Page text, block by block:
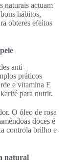
naturais actuam
hábitos,
obteres efeitos
anti-
práticos
e vitamina E
para nutrir.
O óleo de rosa
doces é
controla brilho e
natural